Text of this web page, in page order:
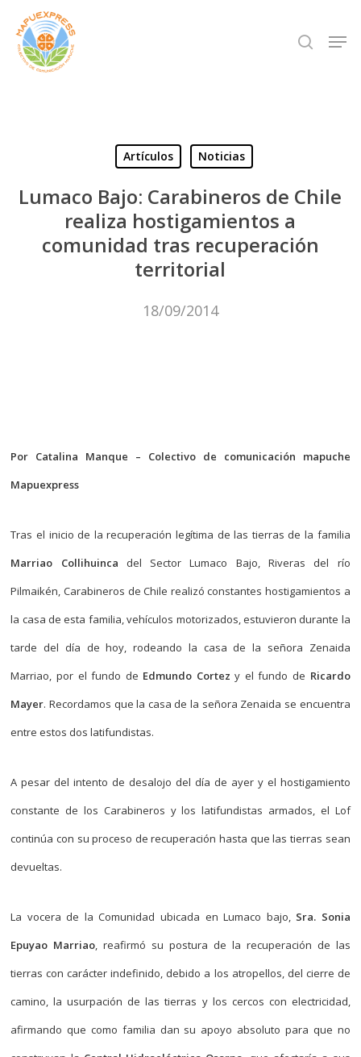
Skip
main
search
Artículos Noticias
Lumaco Bajo: Carabineros de Chile
realiza hostigamientos a
comunidad tras recuperación
territorial
18/09/2014
Por Catalina Manque – Colectivo de comunicación mapuche
Mapuexpress
Tras el inicio de la recuperación legítima de las tierras de la familia
Marriao Collihuinca del Sector Lumaco Bajo, Riveras del río
Pilmaikén, Carabineros de Chile realizó constantes hostigamientos a
la casa de esta familia, vehículos motorizados, estuvieron durante la
tarde del día de hoy, rodeando la casa de la señora Zenaida
Marriao, por el fundo de Edmundo Cortez y el fundo de Ricardo
Mayer. Recordamos que la casa de la señora Zenaida se encuentra
entre estos dos latifundistas.
A pesar del intento de desalojo del día de ayer y el hostigamiento
constante de los Carabineros y los latifundistas armados, el Lof
continúa con su proceso de recuperación hasta que las tierras sean
devueltas.
La vocera de la Comunidad ubicada en Lumaco bajo, Sra. Sonia
Epuyao Marriao, reafirmó su postura de la recuperación de las
tierras con carácter indefinido, debido a los atropellos, del cierre de
camino, la usurpación de las tierras y los cercos con electricidad,
afirmando que como familia dan su apoyo absoluto para que no
Close